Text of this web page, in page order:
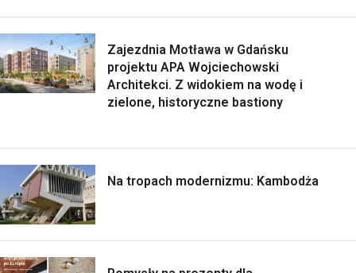
Zajezdnia Motława w Gdańsku
projektu APA Wojciechowski
Architekci. Z widokiem na wodę i
zielone, historyczne bastiony
Na tropach modernizmu: Kambodża